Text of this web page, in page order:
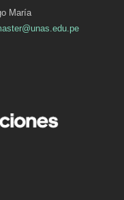
María